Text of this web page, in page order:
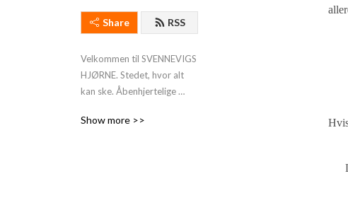
Share RSS
Velkommen til SVENNEVIGS
HJØRNE. Stedet, hvor alt
kan ske. Åbenhjertelige
røverhistorier. Det hele
Show more >>